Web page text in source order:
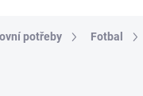
potřeby Fotbal